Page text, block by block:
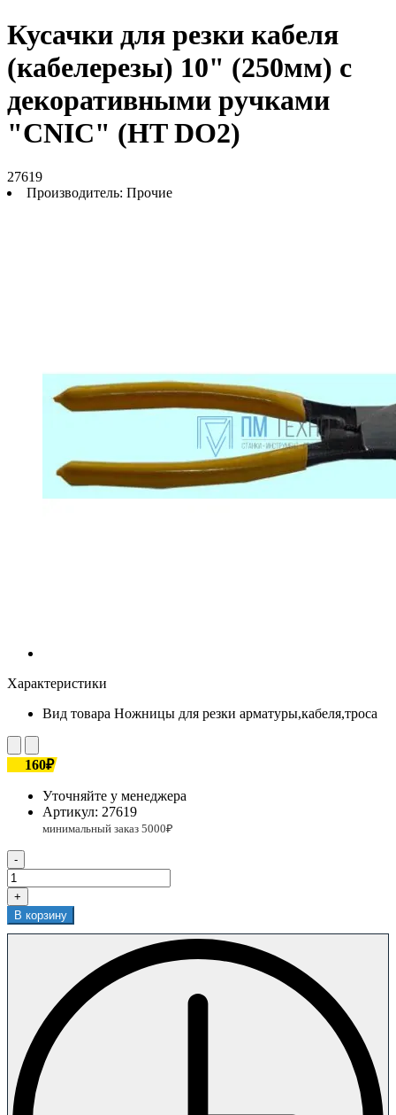
Кусачки для резки кабеля
(кабелерезы) 10" (250мм) с
декоративными ручками
"CNIC" (HT DO2)
27619
Производитель: Прочие
Характеристики
Вид товара Ножницы для резки арматуры,кабеля,троса
160₽
Уточняйте у менеджера
Артикул: 27619
-
+
В корзину